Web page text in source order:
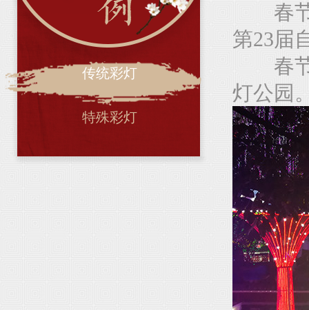
传统彩灯
特殊彩灯
春
第23届
春节
灯公园